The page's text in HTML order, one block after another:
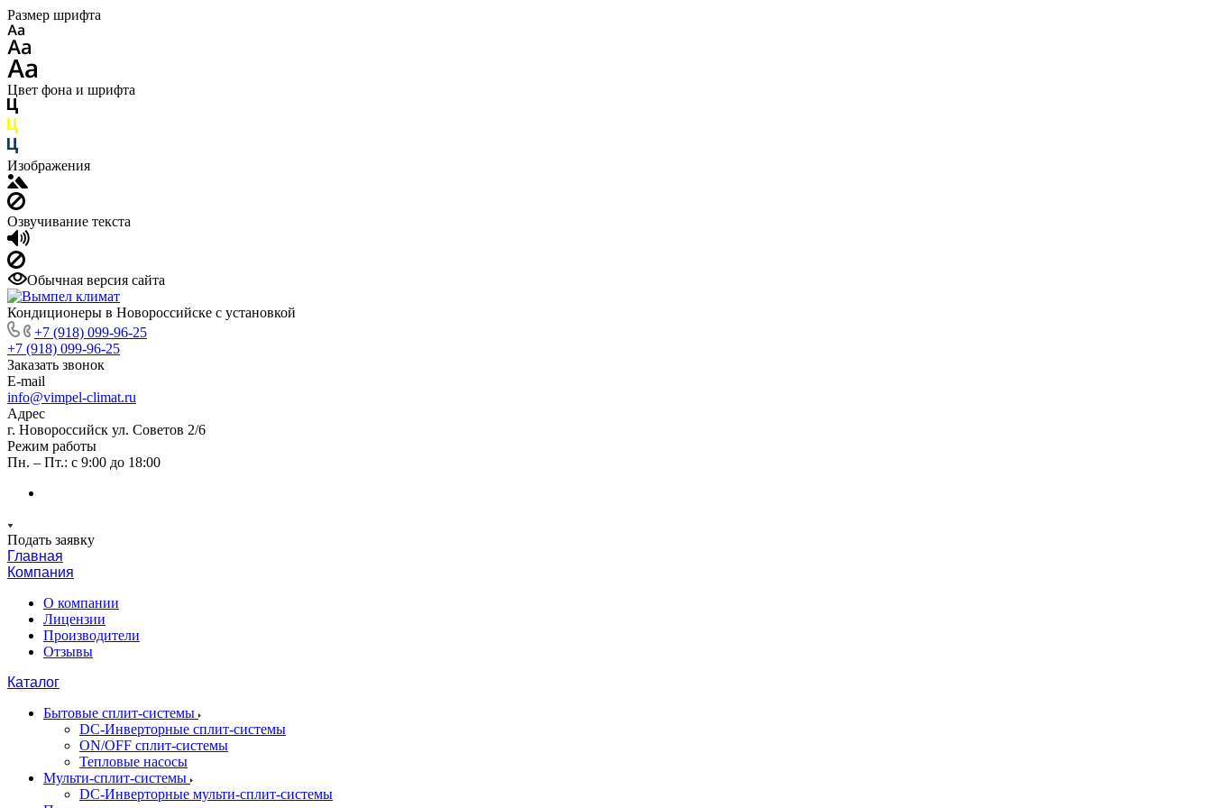
Размер шрифта
Цвет фона и шрифта
Изображения
Озвучивание текста
Обычная версия сайта
Кондиционеры в Новороссийске с установкой
+7 (918) 099-96-25
+7 (918) 099-96-25
Заказать звонок
E-mail
info@vimpel-climat.ru
Адрес
г. Новороссийск ул. Советов 2/6
Режим работы
Пн. – Пт.: с 9:00 до 18:00
Подать заявку
Главная
Компания
О компании
Лицензии
Производители
Отзывы
Каталог
Бытовые сплит-системы
DC-Инверторные сплит-системы
ON/OFF сплит-системы
Тепловые насосы
Мульти-сплит-системы
DC-Инверторные мульти-сплит-системы